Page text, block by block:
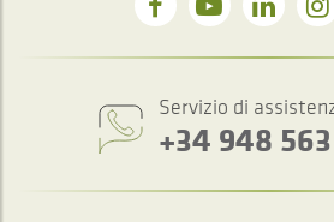
Servizio di
+34 948 563